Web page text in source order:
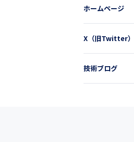
ホームページ
X（旧Twitter）
技術ブログ